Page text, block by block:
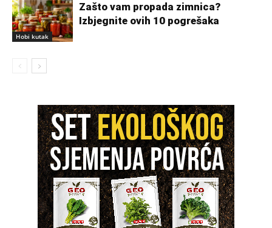
Hobi kutak
Zašto vam propada zimnica?
Izbjegnite ovih 10 pogrešaka